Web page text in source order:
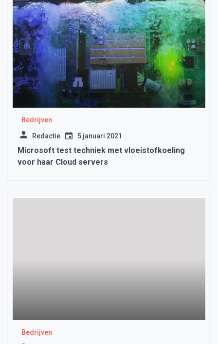
Bedrijven
Redactie 5 januari 2021
Microsoft test techniek met vloeistofkoeling
voor haar Cloud servers
Bedrijven